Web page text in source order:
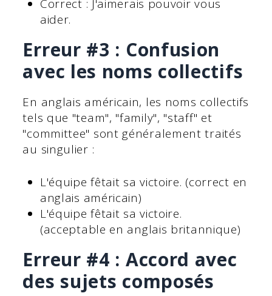
Correct : J'aimerais pouvoir vous
aider.
Erreur #3 : Confusion
avec les noms collectifs
En anglais américain, les noms collectifs
tels que "team", "family", "staff" et
"committee" sont généralement traités
au singulier :
L'équipe fêtait sa victoire. (correct en
anglais américain)
L'équipe fêtait sa victoire.
(acceptable en anglais britannique)
Erreur #4 : Accord avec
des sujets composés